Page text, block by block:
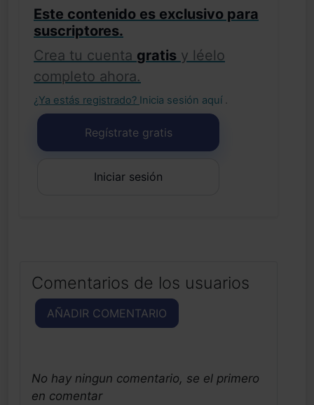
Este contenido es exclusivo para
suscriptores.
Crea tu cuenta gratis y léelo
completo ahora.
¿Ya estás registrado? Inicia sesión aquí .
Regístrate gratis
Iniciar sesión
Comentarios de los usuarios
AÑADIR COMENTARIO
No hay ningun comentario, se el primero
en comentar